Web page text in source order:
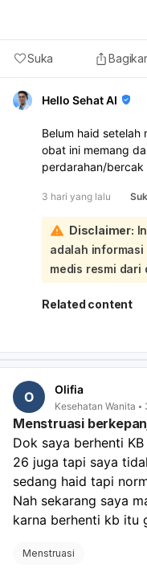
Suka
Hello Sehat AI
Belum haid setelah
obat ini memang
perdarahan/
lagi tanggal 5 Juli,
Sebaiknya lakukan
kalau haid sudah
haid tetap belum
periksakan ke
bila
keputihan berbau/
3 hari yang lalu
Disclaimer:
adalah informasi
medis resmi dari
Related content
O Olifia
Kesehatan Wanita
Menstruasi
Dok saya berhenti
26 juga tapi saya
sedang haid tapi
Nah sekarang saya
karna berhenti kb itu
Menstruasi